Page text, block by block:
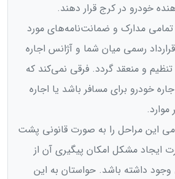
خودرو در کرج قرار دهند.
مدارک و ضمانت‌نامه‌های مورد
قرارداد رسمی میان شما و آژانس اجاره
و منعقد گردد. فرقی نمی‌کند که
خودرو برای مسافر باشد یا اجاره
این مراحل را به صورت قانونی پشت
ایجاد مشکل امکان پیگیری آن از
وجود داشته باشد. حواستان به این